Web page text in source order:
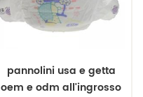
pannolini usa e getta
oem e odm all'ingrosso